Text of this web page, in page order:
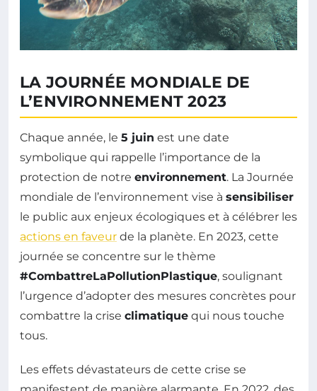
LA JOURNÉE MONDIALE DE
L’ENVIRONNEMENT 2023
Chaque année, le 5 juin est une date
symbolique qui rappelle l’importance de la
protection de notre environnement. La Journée
mondiale de l’environnement vise à sensibiliser
le public aux enjeux écologiques et à célébrer les
actions en faveur de la planète. En 2023, cette
journée se concentre sur le thème
#CombattreLaPollutionPlastique, soulignant
l’urgence d’adopter des mesures concrètes pour
combattre la crise climatique qui nous touche
tous.
Les effets dévastateurs de cette crise se